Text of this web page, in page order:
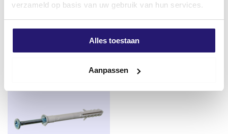
verzameld op basis van uw gebruik van hun services.
Alles toestaan
Aanpassen
Op voorraad
€4,87
Op voorraad